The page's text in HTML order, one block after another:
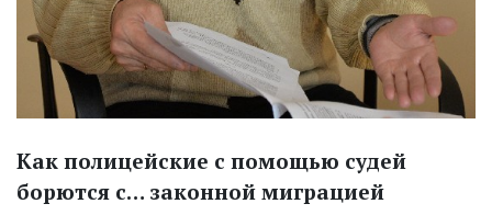
Как полицейские с помощью судей
борются с… законной миграцией